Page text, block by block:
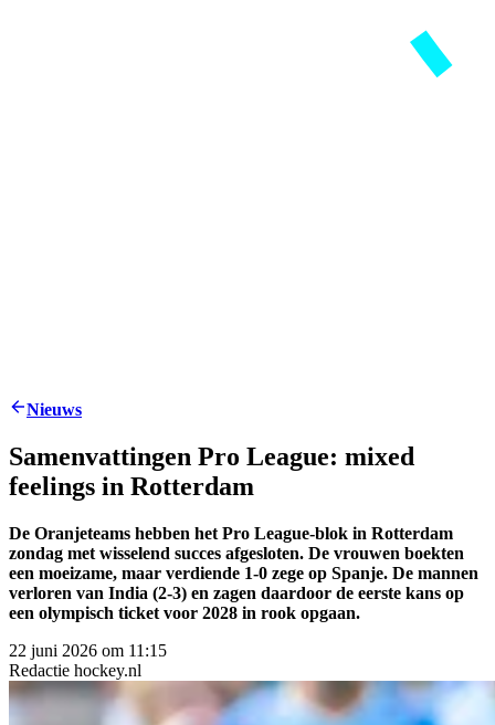
Nieuws
Samenvattingen Pro League: mixed
feelings in Rotterdam
De Oranjeteams hebben het Pro League-blok in Rotterdam
zondag met wisselend succes afgesloten. De vrouwen boekten
een moeizame, maar verdiende 1-0 zege op Spanje. De mannen
verloren van India (2-3) en zagen daardoor de eerste kans op
een olympisch ticket voor 2028 in rook opgaan.
22 juni 2026 om 11:15
Redactie hockey.nl